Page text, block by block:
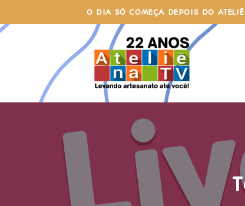
to
content
O DIA SÓ COMEÇA DEPOIS DO